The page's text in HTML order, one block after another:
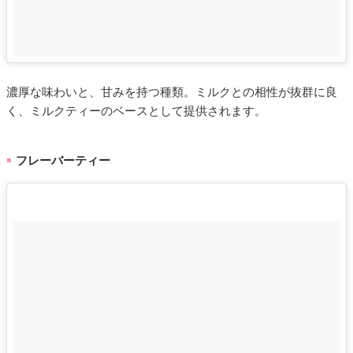
濃厚な味わいと、甘みを持つ種類。ミルクとの相性が抜群に良
く、ミルクティーのベースとして提供されます。
■ フレーバーティー